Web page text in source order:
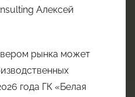
Алексей
рынка может
года ГК «Белая